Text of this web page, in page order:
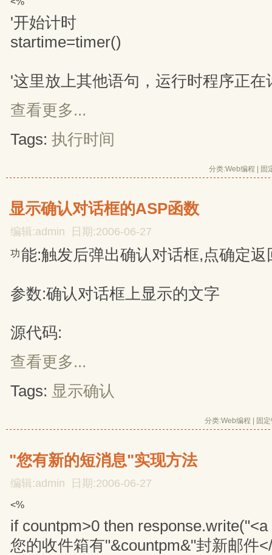
'开始计时
startime=timer()
'这里放上其他语句，运行时程序正在
查看更多...
Tags: 执行时间
分类:Web编程 固
显示确认对话框的ASP函数
编辑:admin 日期:2006-06-27
功能:触发后弹出确认对话框,点确定
参数:确认对话框上显示的文字
源代码:
查看更多...
Tags: 显示确认
分类:Web编程 固
"您有新的短消息"实现方法
编辑:admin 日期:2006-06-27
<%
if countpm>0 then
您的收件箱有"&countpm&"封新邮件